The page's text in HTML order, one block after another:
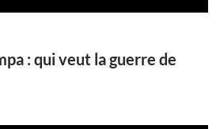
: qui veut la guerre de